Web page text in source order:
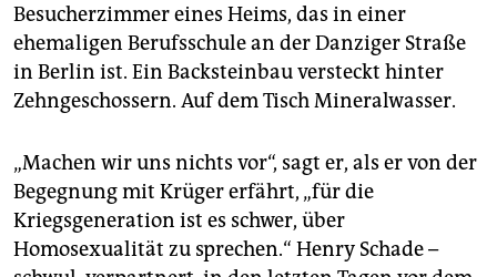
Besucherzimmer eines Heims, das in einer
ehemaligen Berufsschule an der Danziger Straße
in Berlin ist. Ein Backsteinbau versteckt hinter
Zehngeschossern. Auf dem Tisch Mineralwasser.
„Machen wir uns nichts vor“, sagt er, als er von der
Begegnung mit Krüger erfährt, „für die
Kriegsgeneration ist es schwer, über
Homosexualität zu sprechen.“ Henry Schade –